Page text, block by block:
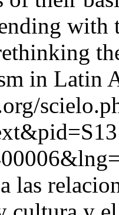
with
in Latin
las